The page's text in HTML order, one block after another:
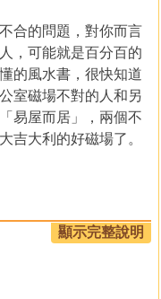
的問題，對你而言
，可能就是百分百的
的風水書，很快知道
室磁場不對的人和另
易屋而居」，兩個不
吉大利的好磁場了。
顯示完整說明